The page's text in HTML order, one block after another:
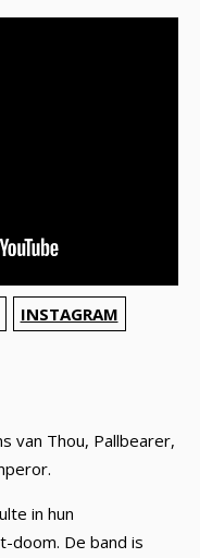
INSTAGRAM
van Thou, Pallbearer,
in hun
doom. De band is